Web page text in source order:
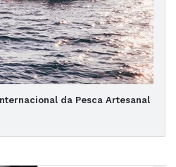
da Pesca Artesanal